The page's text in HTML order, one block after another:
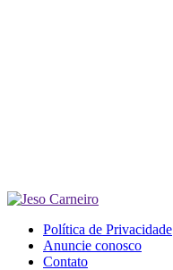
Política de Privacidade
Anuncie conosco
Contato